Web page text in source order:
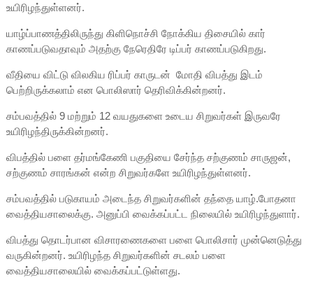
உயிரிழந்துள்ளனர்.
யாழ்ப்பாணத்திலிருந்து கிளிநொச்சி நோக்கிய திசையில் கார்
காணப்படுவதாவும் அதற்கு நேரெதிரே டிப்பர் காணப்படுகிறது.
வீதியை விட்டு விலகிய ரிப்பர் காருடன் மோதி விபத்து இடம்
பெற்றிருக்கலாம் என பொலிஸார் தெரிவிக்கின்றனர்.
சம்பவத்தில் 9 மற்றும் 12 வயதுகளை உடைய சிறுவர்கள் இருவரே
உயிரிழந்திருக்கின்றனர்.
விபத்தில் பளை தர்மங்கேணி பகுதியை சேர்ந்த சற்குணம் சாருஜன்,
சற்குணம் சாரங்கன் என்ற சிறுவர்களே உயிரிழந்துள்ளனர்.
சம்பவத்தில் படுகாயம் அடைந்த சிறுவர்களின் தந்தை யாழ்.போதனா
வைத்தியசாலைக்கு. அனுப்பி வைக்கப்பட்ட நிலையில் உயிரிழந்துளார்.
விபத்து தொடர்பான விசாரணைகளை பளை பொலிசார் முன்னெடுத்து
வருகின்றனர். உயிரிழந்த சிறுவர்களின் சடலம் பளை
வைத்தியசாலையில் வைக்கப்பட்டுள்ளது.